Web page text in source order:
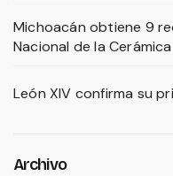
Michoacán obtiene 9
Nacional de la Cerámica
León XIV confirma su
Archivo